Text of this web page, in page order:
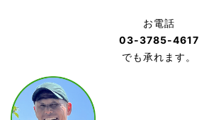
お電話
03-3785-4617
でも承れます。